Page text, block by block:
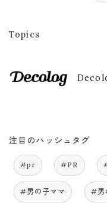
Topics
注目のハッシュタグ
#pr #PR
#男の子ママ #男